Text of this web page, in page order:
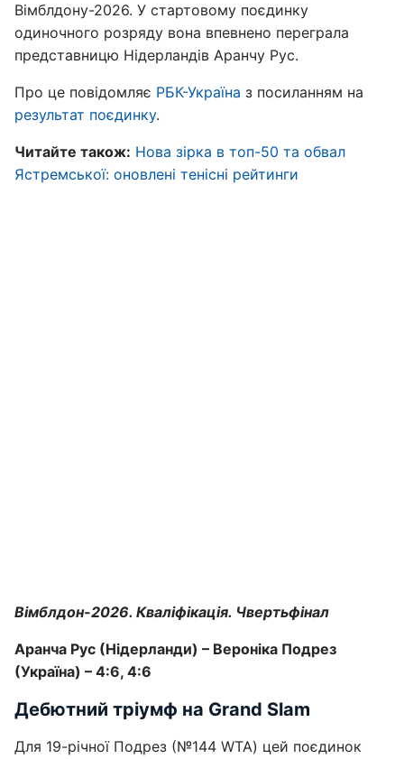
Вімблдону-2026. У стартовому поєдинку
одиночного розряду вона впевнено переграла
представницю Нідерландів Аранчу Рус.
Про це повідомляє РБК-Україна з посиланням на
результат поєдинку.
Читайте також: Нова зірка в топ-50 та обвал
Ястремської: оновлені тенісні рейтинги
Вімблдон-2026. Кваліфікація. Чвертьфінал
Аранча Рус (Нідерланди) – Вероніка Подрез
(Україна) – 4:6, 4:6
Дебютний тріумф на Grand Slam
Для 19-річної Подрез (№144 WTA) цей поєдинок